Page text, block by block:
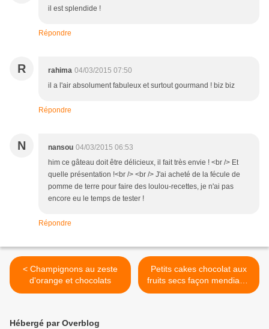
il est splendide !
Répondre
R rahima 04/03/2015 07:50
il a l'air absolument fabuleux et surtout gourmand ! biz biz
Répondre
N nansou 04/03/2015 06:53
him ce gâteau doit être délicieux, il fait très envie ! <br /> Et
quelle présentation !<br /> <br /> J'ai acheté de la fécule de
pomme de terre pour faire des loulou-recettes, je n'ai pas
encore eu le temps de tester !
Répondre
< Champignons au zeste
d'orange et chocolats
Petits cakes chocolat aux
fruits secs façon mendiants
>
Hébergé par Overblog